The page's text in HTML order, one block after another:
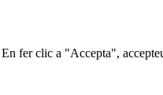
fer clic a "Accepta",